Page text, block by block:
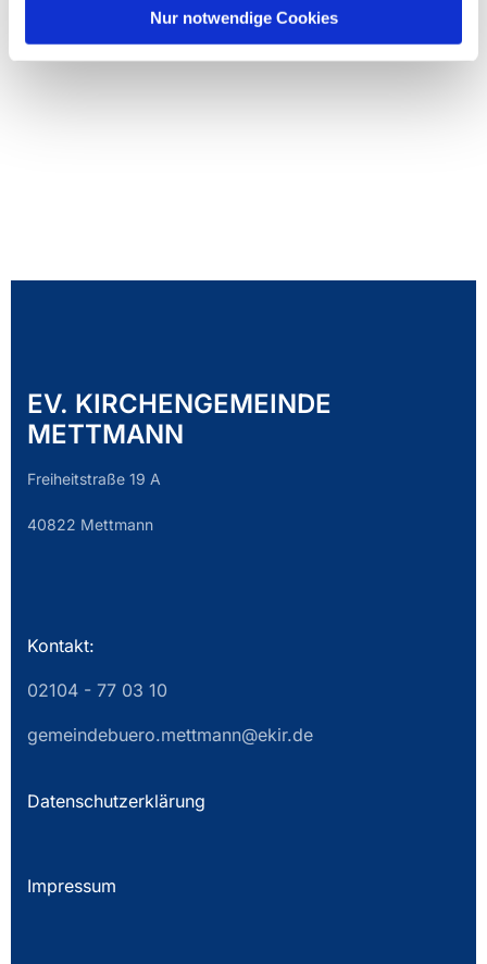
Nur notwendige Cookies
EV. KIRCHENGEMEINDE
METTMANN
Freiheitstraße 19 A
40822 Mettmann
Kontakt:
02104 - 77 03 10
gemeindebuero.mettmann@ekir.de
Datenschutzerklärung
Impressum